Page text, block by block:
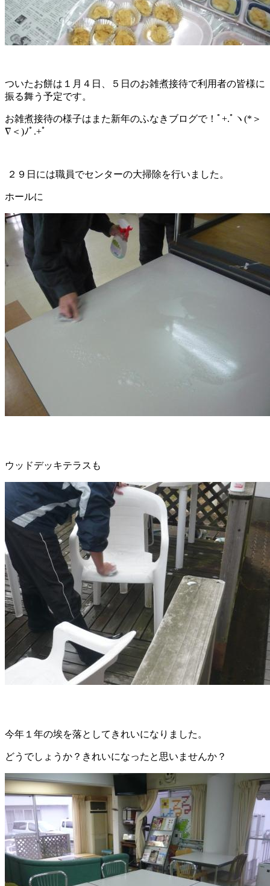
ついたお餅は１月４日、５日のお雑煮接待で利用者の皆様に
振る舞う予定です。
お雑煮接待の様子はまた新年のふなきブログで！ﾟ+.ﾟヽ(*＞
∇＜)ﾉﾟ.+ﾟ
２９日には職員でセンターの大掃除を行いました。
ホールに
ウッドデッキテラスも
今年１年の埃を落としてきれいになりました。
どうでしょうか？きれいになったと思いませんか？